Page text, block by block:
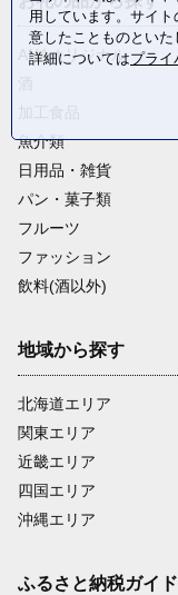
ANAオリジナル
魚介類
日用品・雑貨
パン・菓子類
フルーツ
ファッション
飲料(酒以外)
地域から探す
北海道エリア
関東エリア
近畿エリア
四国エリア
沖縄エリア
ふるさと納税ガイド
用しています。サイ
意したことものといた
詳細についてはプライ